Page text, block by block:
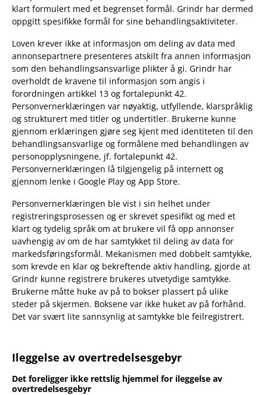
klart formulert med et begrenset formål. Grindr har dermed
oppgitt spesifikke formål for sine behandlingsaktiviteter.
Loven krever ikke at informasjon om deling av data med
annonsepartnere presenteres atskilt fra annen informasjon
som den behandlingsansvarlige plikter å gi. Grindr har
overholdt de kravene til informasjon som angis i
forordningen artikkel 13 og fortalepunkt 42.
Personvernerklæringen var nøyaktig, utfyllende, klarspråklig
og strukturert med titler og undertitler. Brukerne kunne
gjennom erklæringen gjøre seg kjent med identiteten til den
behandlingsansvarlige og formålene med behandlingen av
personopplysningene, jf. fortalepunkt 42.
Personvernerklæringen lå tilgjengelig på internett og
gjennom lenke i Google Play og App Store.
Personvernerklæringen ble vist i sin helhet under
registreringsprosessen og er skrevet spesifikt og med et
klart og tydelig språk om at brukere vil få opp annonser
uavhengig av om de har samtykket til deling av data for
markedsføringsformål. Mekanismen med dobbelt samtykke,
som krevde en klar og bekreftende aktiv handling, gjorde at
Grindr kunne registrere brukeres utvetydige samtykke.
Brukerne måtte huke av på to bokser plassert på ulike
steder på skjermen. Boksene var ikke huket av på forhånd.
Det var svært lite sannsynlig at samtykke ble feilregistrert.
Ileggelse av overtredelsesgebyr
Det foreligger ikke rettslig hjemmel for ileggelse av
overtredelsesgebyr